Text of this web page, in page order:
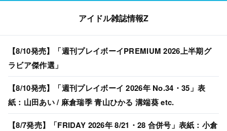
アイドル雑誌情報Z
【8/10発売】「週刊プレイボーイPREMIUM 2026上半期グ
ラビア傑作選」
【8/10発売】「週刊プレイボーイ 2026年 No.34・35」表
紙：山田あい / 麻倉瑞季 青山ひかる 溝端葵 etc.
【8/7発売】「FRIDAY 2026年 8/21・28 合併号」表紙：小倉